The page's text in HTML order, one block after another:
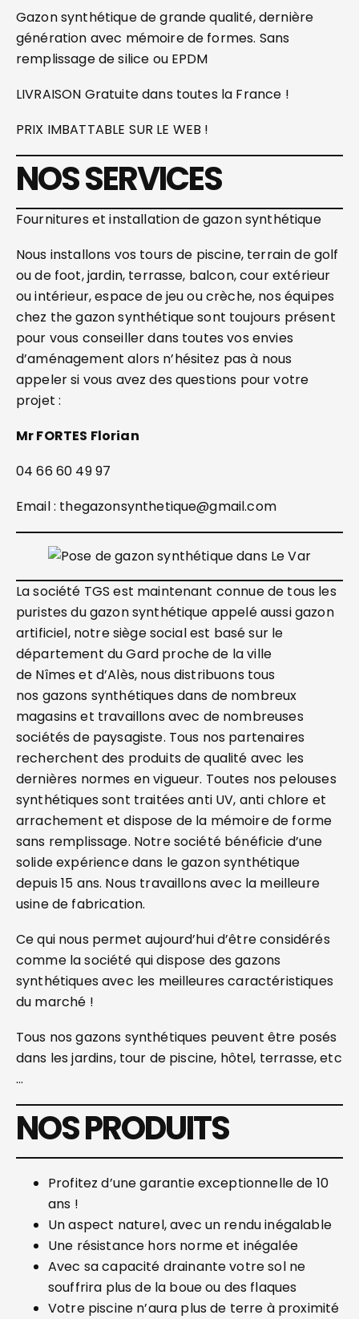
Gazon synthétique de grande qualité, dernière
génération avec mémoire de formes. Sans
remplissage de silice ou EPDM
LIVRAISON Gratuite dans toutes la France !
PRIX IMBATTABLE SUR LE WEB !
NOS SERVICES
Fournitures et installation de gazon synthétique
Nous installons vos tours de piscine, terrain de golf
ou de foot, jardin, terrasse, balcon, cour extérieur
ou intérieur, espace de jeu ou crèche, nos équipes
chez the gazon synthétique sont toujours présent
pour vous conseiller dans toutes vos envies
d’aménagement alors n’hésitez pas à nous
appeler si vous avez des questions pour votre
projet :
Mr FORTES Florian
04 66 60 49 97
Email : thegazonsynthetique@gmail.com
La société TGS est maintenant connue de tous les
puristes du gazon synthétique appelé aussi gazon
artificiel, notre siège social est basé sur le
département du Gard proche de la ville
de Nîmes et d’Alès, nous distribuons tous
nos gazons synthétiques dans de nombreux
magasins et travaillons avec de nombreuses
sociétés de paysagiste. Tous nos partenaires
recherchent des produits de qualité avec les
dernières normes en vigueur. Toutes nos pelouses
synthétiques sont traitées anti UV, anti chlore et
arrachement et dispose de la mémoire de forme
sans remplissage. Notre société bénéficie d’une
solide expérience dans le gazon synthétique
depuis 15 ans. Nous travaillons avec la meilleure
usine de fabrication.
Ce qui nous permet aujourd’hui d’être considérés
comme la société qui dispose des gazons
synthétiques avec les meilleures caractéristiques
du marché !
Tous nos gazons synthétiques peuvent être posés
dans les jardins, tour de piscine, hôtel, terrasse, etc
…
NOS PRODUITS
Profitez d’une garantie exceptionnelle de 10
ans !
Un aspect naturel, avec un rendu inégalable
Une résistance hors norme et inégalée
Avec sa capacité drainante votre sol ne
souffrira plus de la boue ou des flaques
Votre piscine n’aura plus de terre à proximité